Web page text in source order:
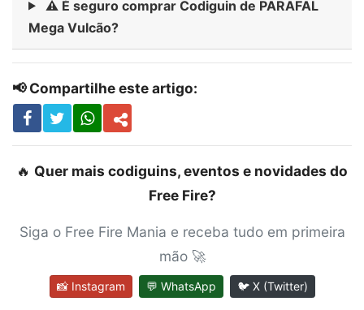
⚠️ É seguro comprar Codiguin de PARAFAL
Mega Vulcão?
📢 Compartilhe este artigo:
🔥 Quer mais codiguins, eventos e novidades do
Free Fire?
Siga o Free Fire Mania e receba tudo em primeira
mão 🚀
📸 Instagram 💬 WhatsApp 🐦 X (Twitter)